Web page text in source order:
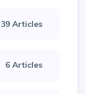
39 Articles
6 Articles